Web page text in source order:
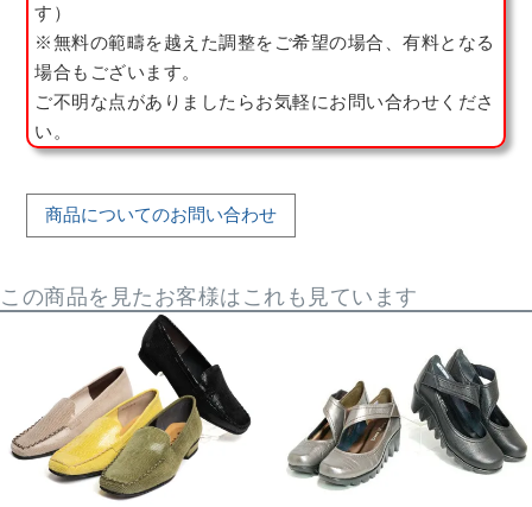
す）
※無料の範疇を越えた調整をご希望の場合、有料となる
場合もございます。
ご不明な点がありましたらお気軽にお問い合わせくださ
い。
商品についてのお問い合わせ
この商品を見たお客様はこれも見ています